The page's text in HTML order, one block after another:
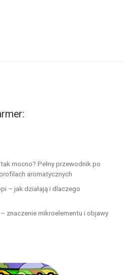
mocno? Pełny przewodnik po
aromatycznych
– jak działają i dlaczego
znaczenie mikroelementu i objawy